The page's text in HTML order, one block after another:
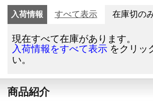
入荷情報 すべて表示 在庫切の
現在すべて在庫があります。
入荷情報をすべて表示 をクリッ
い。
商品紹介